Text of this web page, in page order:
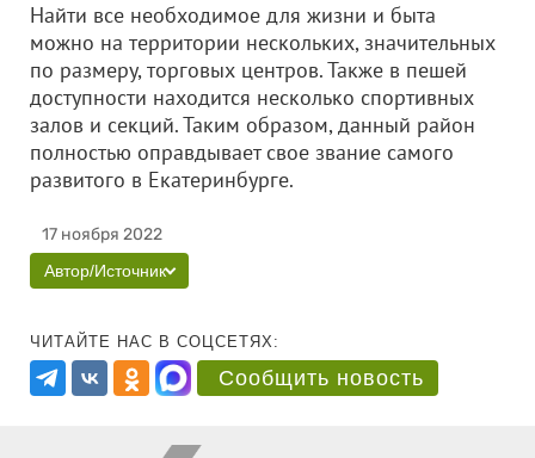
Найти все необходимое для жизни и быта
можно на территории нескольких, значительных
по размеру, торговых центров. Также в пешей
доступности находится несколько спортивных
залов и секций. Таким образом, данный район
полностью оправдывает свое звание самого
развитого в Екатеринбурге.
17 ноября 2022
Автор/Источник
ЧИТАЙТЕ НАС В СОЦСЕТЯХ:
Сообщить новость